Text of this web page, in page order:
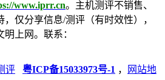
www.iprr.cn。主机测评不销售、
仅分享信息/测评（有时效性），
上网。联系：
评 粤ICP备15033973号-1 ，
网站地